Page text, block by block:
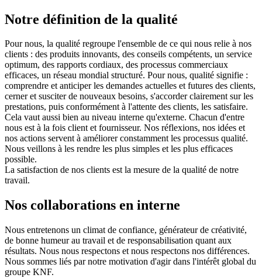
Notre définition de la qualité
Pour nous, la qualité regroupe l'ensemble de ce qui nous relie à nos
clients : des produits innovants, des conseils compétents, un service
optimum, des rapports cordiaux, des processus commerciaux
efficaces, un réseau mondial structuré. Pour nous, qualité signifie :
comprendre et anticiper les demandes actuelles et futures des clients,
cerner et susciter de nouveaux besoins, s'accorder clairement sur les
prestations, puis conformément à l'attente des clients, les satisfaire.
Cela vaut aussi bien au niveau interne qu'externe. Chacun d'entre
nous est à la fois client et fournisseur. Nos réflexions, nos idées et
nos actions servent à améliorer constamment les processus qualité.
Nous veillons à les rendre les plus simples et les plus efficaces
possible.
La satisfaction de nos clients est la mesure de la qualité de notre
travail.
Nos collaborations en interne
Nous entretenons un climat de confiance, générateur de créativité,
de bonne humeur au travail et de responsabilisation quant aux
résultats. Nous nous respectons et nous respectons nos différences.
Nous sommes liés par notre motivation d'agir dans l'intérêt global du
groupe KNF.